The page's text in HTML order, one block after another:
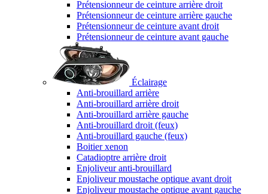
Prétensionneur de ceinture arrière droit
Prétensionneur de ceinture arrière gauche
Prétensionneur de ceinture avant droit
Prétensionneur de ceinture avant gauche
Éclairage
Anti-brouillard arrière
Anti-brouillard arrière droit
Anti-brouillard arrière gauche
Anti-brouillard droit (feux)
Anti-brouillard gauche (feux)
Boitier xenon
Catadioptre arrière droit
Enjoliveur anti-brouillard
Enjoliveur moustache optique avant droit
Enjoliveur moustache optique avant gauche